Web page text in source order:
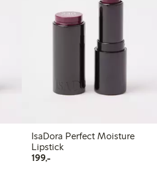
IsaDora Perfect Moisture
Lipstick
199,-199,00 kr